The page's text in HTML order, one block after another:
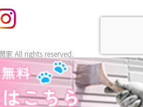
家 All rights reserved.